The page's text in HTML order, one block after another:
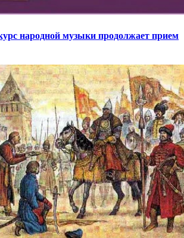
народной музыки продолжает прием